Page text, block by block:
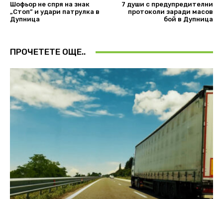
Шофьор не спря на знак
„Стоп” и удари патрулка в
Дупница
7 души с предупредителни
протоколи заради масов
бой в Дупница
ПРОЧЕТЕТЕ ОЩЕ..